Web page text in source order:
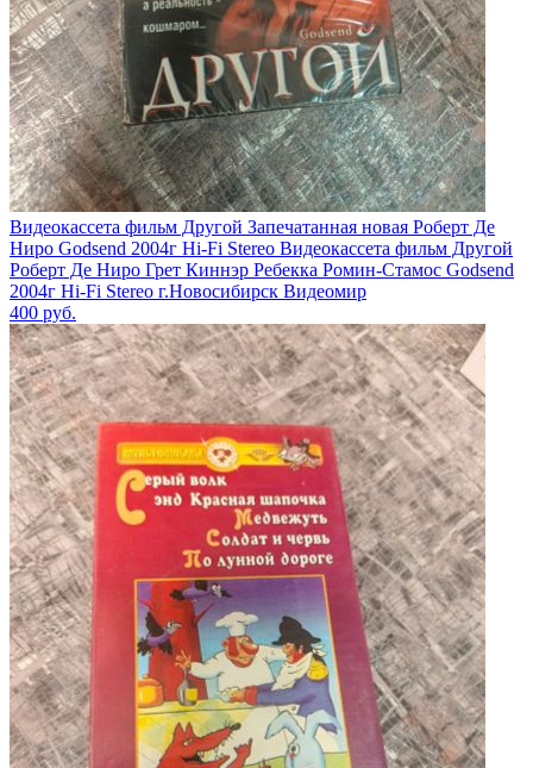
Видеокассета фильм Другой Запечатанная новая Роберт Де
Ниро Godsend 2004г Hi-Fi Stereo Видеокассета фильм Другой
Роберт Де Ниро Грет Киннэр Ребекка Ромин-Стамос Godsend
2004г Hi-Fi Stereo г.Новосибирск Видеомир
400 руб.